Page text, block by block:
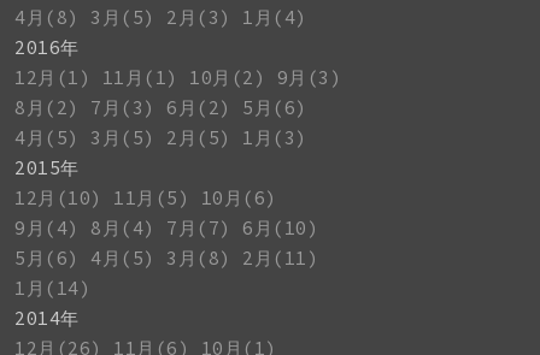
4月(8)
3月(5) 2月(3)
1月(4)
2016年
12月(1)
11月(1) 10月(2)
9月(3)
8月(2)
7月(3) 6月(2)
5月(6)
4月(5)
3月(5) 2月(5)
1月(3)
2015年
12月(10)
11月(5)
10月(6)
9月(4)
8月(4) 7月(7)
6月(10)
5月(6)
4月(5) 3月(8)
2月(11)
1月(14)
2014年
12月(26)
11月(6)
10月(1)